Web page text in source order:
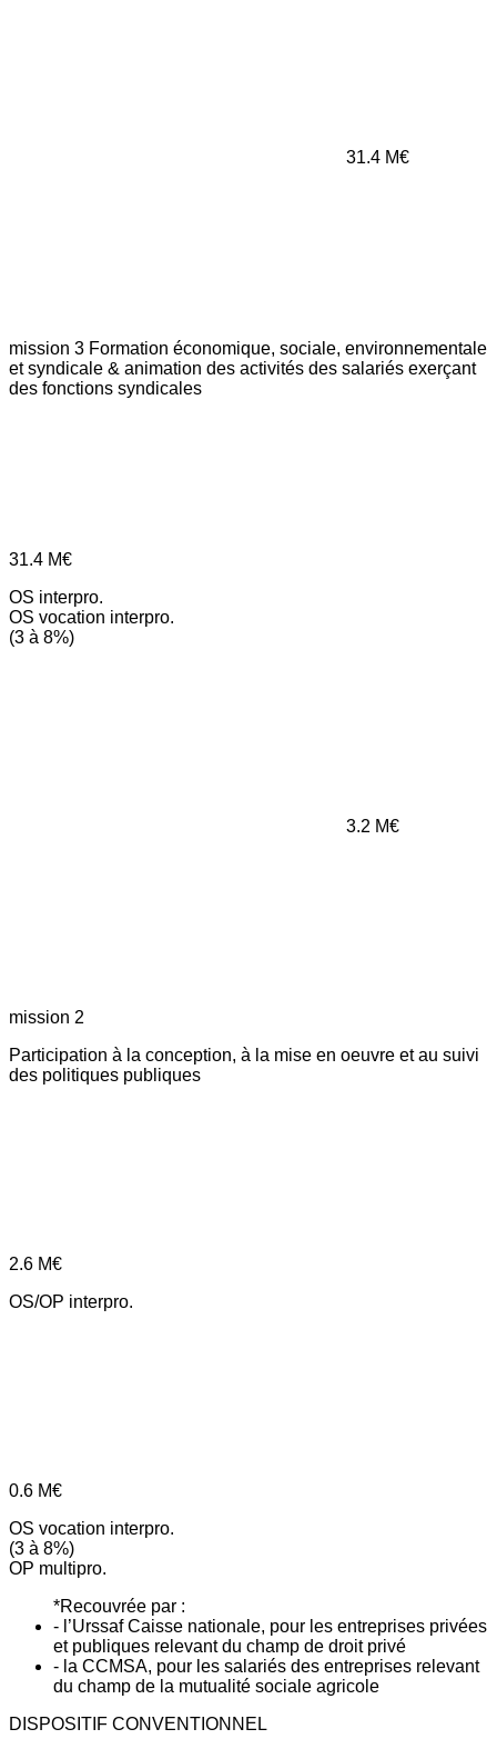
31.4 M€
mission 3 Formation économique, sociale, environnementale
et syndicale & animation des activités des salariés exerçant
des fonctions syndicales
31.4 M€
OS interpro.
OS vocation interpro.
(3 à 8%)
3.2 M€
mission 2
Participation à la conception, à la mise en oeuvre et au suivi
des politiques publiques
2.6 M€
OS/OP interpro.
0.6 M€
OS vocation interpro.
(3 à 8%)
OP multipro.
*Recouvrée par :
- l’Urssaf Caisse nationale, pour les entreprises privées
et publiques relevant du champ de droit privé
- la CCMSA, pour les salariés des entreprises relevant
du champ de la mutualité sociale agricole
DISPOSITIF CONVENTIONNEL